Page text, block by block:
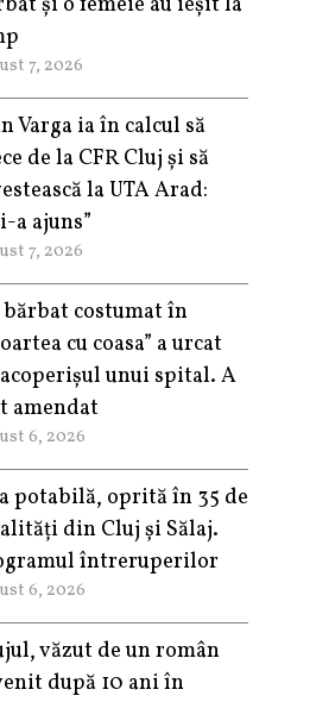
7, 2026
Varga ia în calcul să
de la CFR Cluj și să
la UTA Arad:
a ajuns”
7, 2026
bărbat costumat în
cu coasa” a urcat
unui spital. A
amendat
6, 2026
potabilă, oprită în 35 de
din Cluj și Sălaj.
întreruperilor
6, 2026
văzut de un român
după 10 ani în